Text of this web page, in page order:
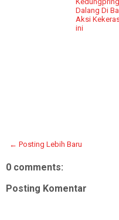
Dalang Di
Aksi
ini
← Posting Lebih Baru
0 comments:
Posting Komentar